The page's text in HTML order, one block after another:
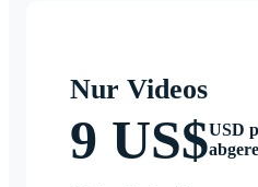
Nur Videos
9 US$USD